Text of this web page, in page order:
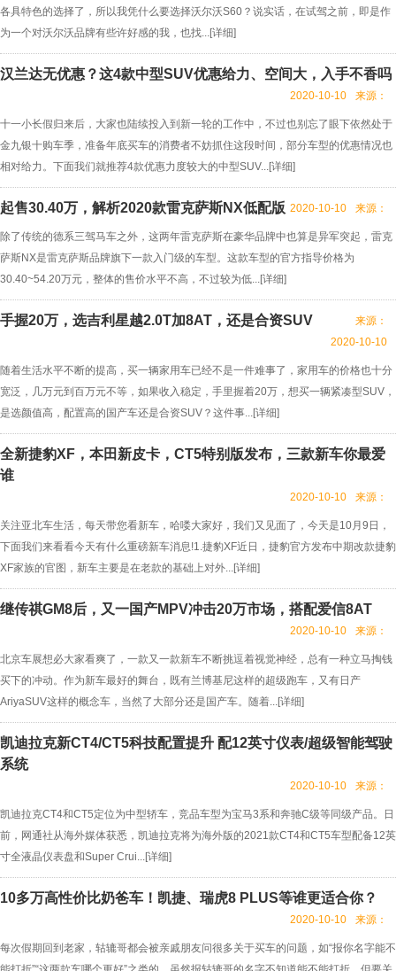
各具特色的选择了，所以我凭什么要选择沃尔沃S60？说实话，在试驾之前，即是作
为一个对沃尔沃品牌有些许好感的我，也找...[详细]
汉兰达无优惠？这4款中型SUV优惠给力、空间大，入手不香吗
来源：
2020-10-10
十一小长假归来后，大家也陆续投入到新一轮的工作中，不过也别忘了眼下依然处于
金九银十购车季，准备年底买车的消费者不妨抓住这段时间，部分车型的优惠情况也
相对给力。下面我们就推荐4款优惠力度较大的中型SUV...[详细]
起售30.40万，解析2020款雷克萨斯NX低配版 来源：
2020-10-10
除了传统的德系三驾马车之外，这两年雷克萨斯在豪华品牌中也算是异军突起，雷克
萨斯NX是雷克萨斯品牌旗下一款入门级的车型。这款车型的官方指导价格为
30.40~54.20万元，整体的售价水平不高，不过较为低...[详细]
手握20万，选吉利星越2.0T加8AT，还是合资SUV
来源：
2020-10-10
随着生活水平不断的提高，买一辆家用车已经不是一件难事了，家用车的价格也十分
宽泛，几万元到百万元不等，如果收入稳定，手里握着20万，想买一辆紧凑型SUV，
是选颜值高，配置高的国产车还是合资SUV？这件事...[详细]
全新捷豹XF，本田新皮卡，CT5特别版发布，三款新车你最爱
谁
来源：
2020-10-10
关注亚北车生活，每天带您看新车，哈喽大家好，我们又见面了，今天是10月9日，
下面我们来看看今天有什么重磅新车消息!1.捷豹XF近日，捷豹官方发布中期改款捷豹
XF家族的官图，新车主要是在老款的基础上对外...[详细]
继传祺GM8后，又一国产MPV冲击20万市场，搭配爱信8AT
来源：
2020-10-10
北京车展想必大家看爽了，一款又一款新车不断挑逗着视觉神经，总有一种立马掏钱
买下的冲动。作为新车最好的舞台，既有兰博基尼这样的超级跑车，又有日产
AriyaSUV这样的概念车，当然了大部分还是国产车。随着...[详细]
凯迪拉克新CT4/CT5科技配置提升 配12英寸仪表/超级智能驾驶
系统
来源：
2020-10-10
凯迪拉克CT4和CT5定位为中型轿车，竞品车型为宝马3系和奔驰C级等同级产品。日
前，网通社从海外媒体获悉，凯迪拉克将为海外版的2021款CT4和CT5车型配备12英
寸全液晶仪表盘和Super Crui...[详细]
10多万高性价比奶爸车！凯捷、瑞虎8 PLUS等谁更适合你？
来源：
2020-10-10
每次假期回到老家，轱辘哥都会被亲戚朋友问很多关于买车的问题，如“报你名字能不